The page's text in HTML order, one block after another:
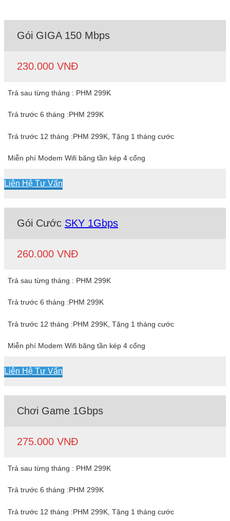
Gói GIGA 150 Mbps
230.000 VNĐ
Trả sau từng tháng : PHM 299K
Trả trước 6 tháng :PHM 299K
Trả trước 12 tháng :PHM 299K, Tặng 1 tháng cước
Miễn phí Modem Wifi băng tần kép 4 cổng
Liên Hệ Tư Vấn
Gói Cước SKY 1Gbps
260.000 VNĐ
Trả sau từng tháng : PHM 299K
Trả trước 6 tháng :PHM 299K
Trả trước 12 tháng :PHM 299K, Tặng 1 tháng cước
Miễn phí Modem Wifi băng tần kép 4 cổng
Liên Hệ Tư Vấn
Chơi Game 1Gbps
275.000 VNĐ
Trả sau từng tháng : PHM 299K
Trả trước 6 tháng :PHM 299K
Trả trước 12 tháng :PHM 299K, Tặng 1 tháng cước